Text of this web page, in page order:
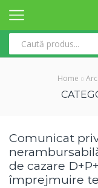
Home
Comunicat
de cazare
împrejmuire